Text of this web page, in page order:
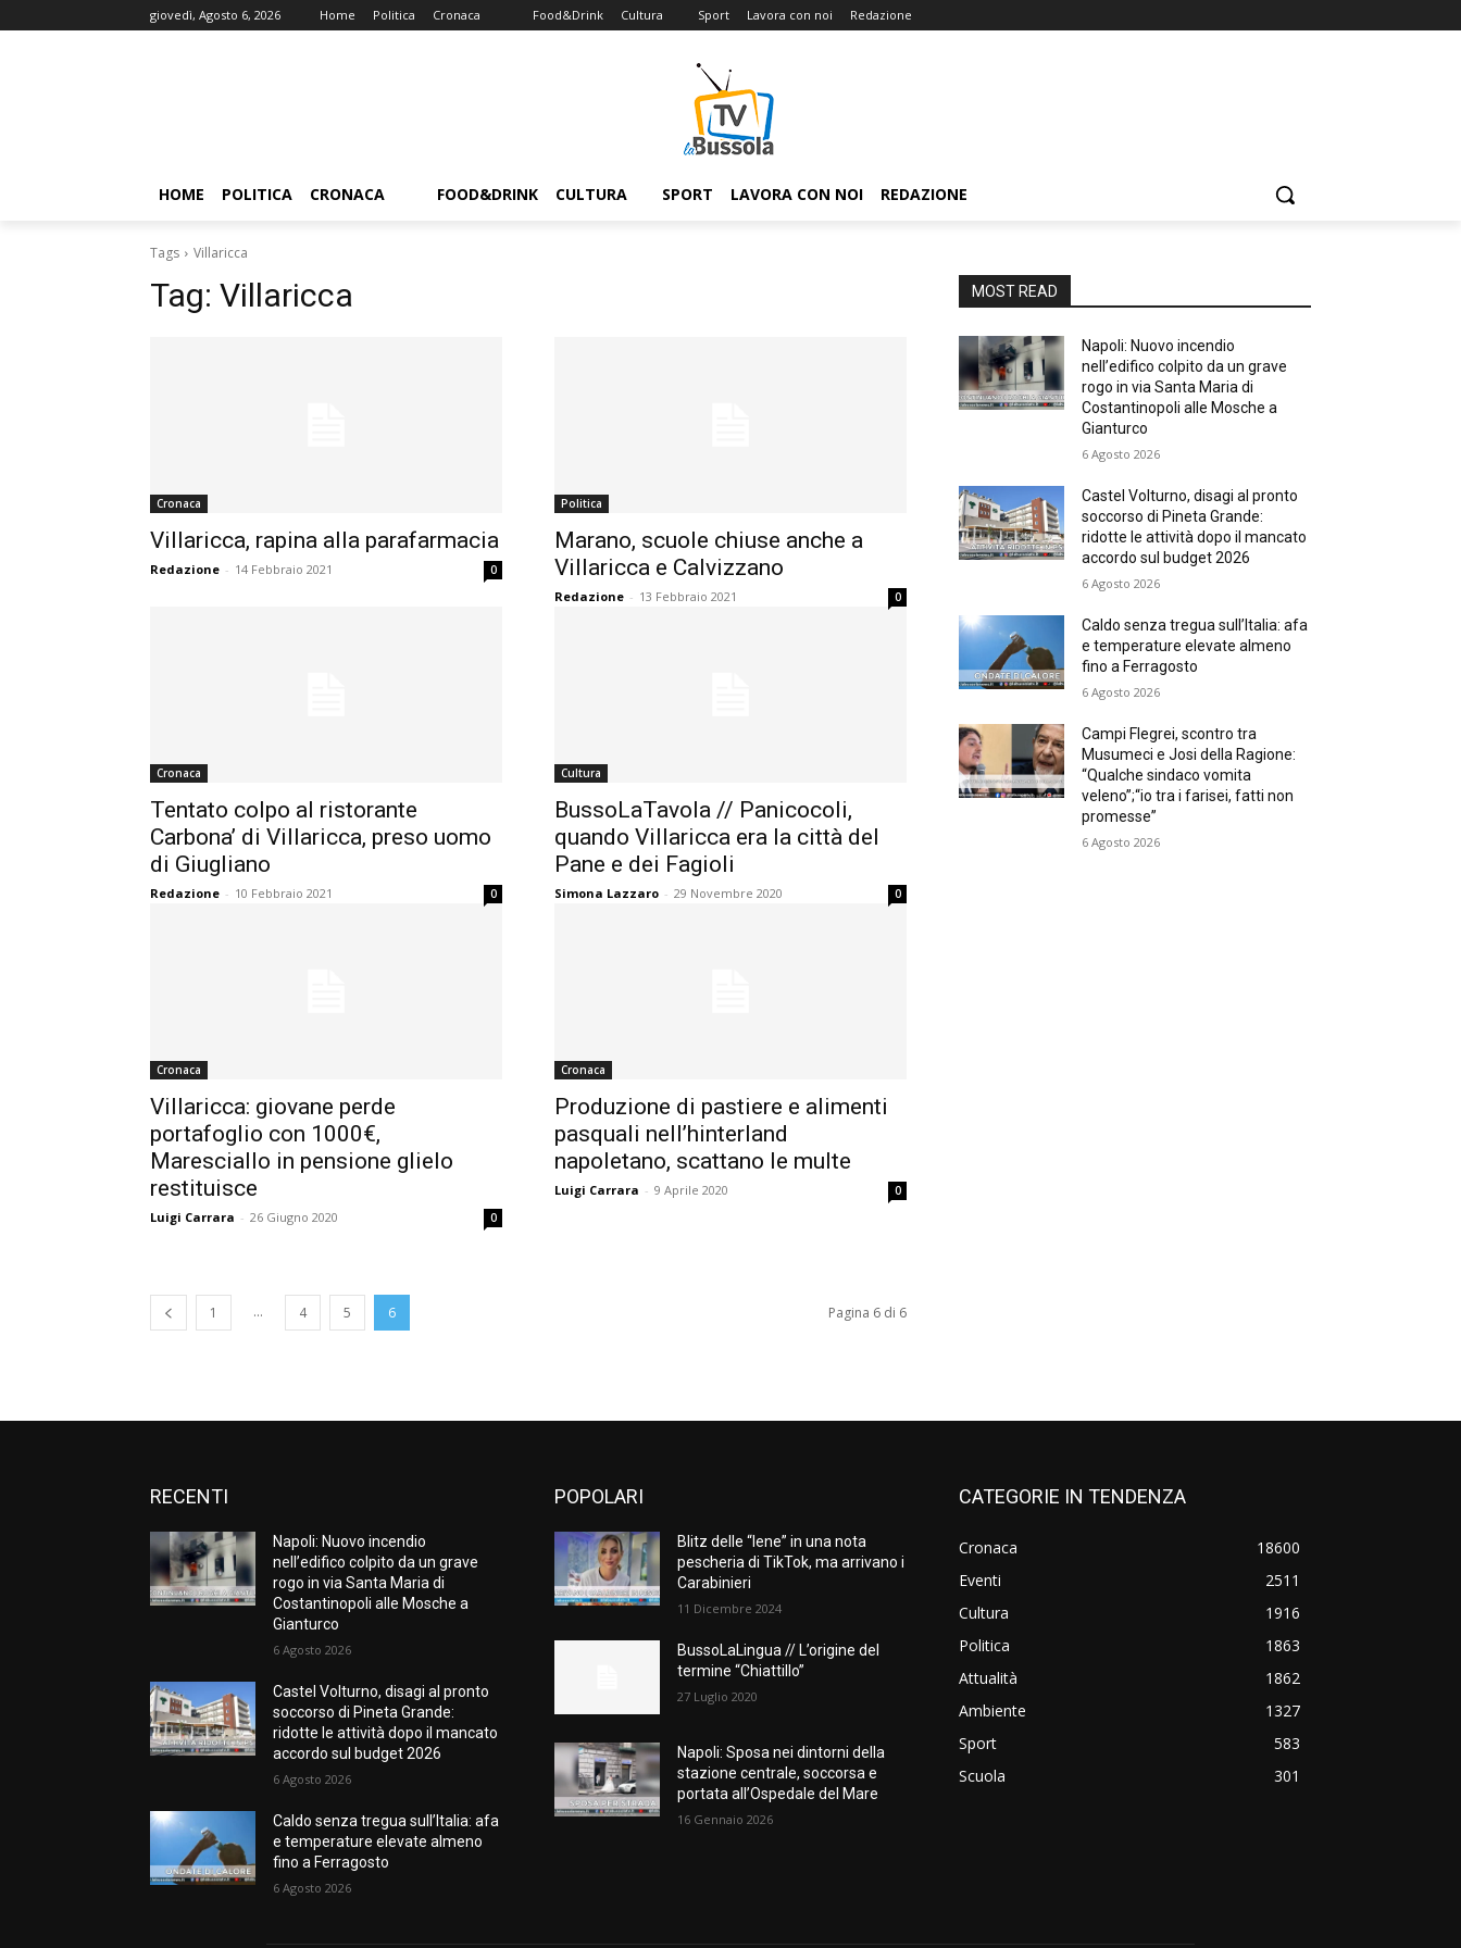
giovedì, Agosto 6, 2026 Home Politica Cronaca Food&Drink Cultura Sport Lavora con noi Redazione
HOME POLITICA CRONACA FOOD&DRINK CULTURA SPORT LAVORA CON NOI REDAZIONE
Tags Villaricca
Tag: Villaricca
Cronaca
Villaricca, rapina alla parafarmacia
Redazione - 14 Febbraio 2021 0
Politica
Marano, scuole chiuse anche a
Villaricca e Calvizzano
Redazione - 13 Febbraio 2021 0
Cronaca
Tentato colpo al ristorante
Carbona’ di Villaricca, preso uomo
di Giugliano
Redazione - 10 Febbraio 2021 0
Cultura
BussoLaTavola // Panicocoli,
quando Villaricca era la città del
Pane e dei Fagioli
Simona Lazzaro - 29 Novembre 2020 0
Cronaca
Villaricca: giovane perde
portafoglio con 1000€,
Maresciallo in pensione glielo
restituisce
Luigi Carrara - 26 Giugno 2020 0
Cronaca
Produzione di pastiere e alimenti
pasquali nell’hinterland
napoletano, scattano le multe
Luigi Carrara - 9 Aprile 2020 0
1 ... 4 5 6 Pagina 6 di 6
MOST READ
Napoli: Nuovo incendio
nell’edifico colpito da un grave
rogo in via Santa Maria di
Costantinopoli alle Mosche a
Gianturco
6 Agosto 2026
Castel Volturno, disagi al pronto
soccorso di Pineta Grande:
ridotte le attività dopo il mancato
accordo sul budget 2026
6 Agosto 2026
Caldo senza tregua sull’Italia: afa
e temperature elevate almeno
fino a Ferragosto
6 Agosto 2026
Campi Flegrei, scontro tra
Musumeci e Josi della Ragione:
“Qualche sindaco vomita
veleno”;“io tra i farisei, fatti non
promesse”
6 Agosto 2026
RECENTI
Napoli: Nuovo incendio
nell’edifico colpito da un grave
rogo in via Santa Maria di
Costantinopoli alle Mosche a
Gianturco
6 Agosto 2026
Castel Volturno, disagi al pronto
soccorso di Pineta Grande:
ridotte le attività dopo il mancato
accordo sul budget 2026
6 Agosto 2026
Caldo senza tregua sull’Italia: afa
e temperature elevate almeno
fino a Ferragosto
6 Agosto 2026
POPOLARI
Blitz delle “Iene” in una nota
pescheria di TikTok, ma arrivano i
Carabinieri
11 Dicembre 2024
BussoLaLingua // L’origine del
termine “Chiattillo”
27 Luglio 2020
Napoli: Sposa nei dintorni della
stazione centrale, soccorsa e
portata all’Ospedale del Mare
16 Gennaio 2026
CATEGORIE IN TENDENZA
Cronaca
18600
Eventi
2511
Cultura
1916
Politica
1863
Attualità
1862
Ambiente
1327
Sport
583
Scuola
301